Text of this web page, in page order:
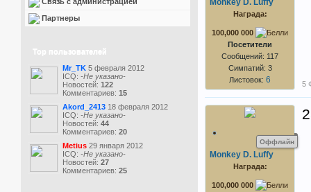
Партнеры
Top пользователей
Mr_TK 5 февраля 2012
ICQ: -Не указано-
Новостей: 122
Комментариев: 15
Akord_2413 18 февраля 2012
ICQ: -Не указано-
Новостей: 44
Комментариев: 20
Metius 29 января 2012
ICQ: -Не указано-
Новостей: 27
Комментариев: 25
Monkey D. Luffy
Награда:
100,000 000
Посетители
Сообщений: 117
Симпатий: 3
Листовок: 6 5
Оффлайн
Monkey D. Luffy
Награда:
100,000 000